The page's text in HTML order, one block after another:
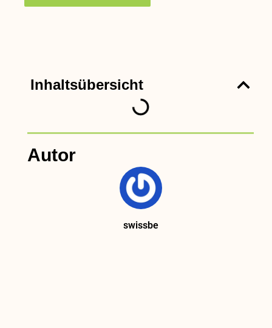
Inhaltsübersicht
Autor
swissbe